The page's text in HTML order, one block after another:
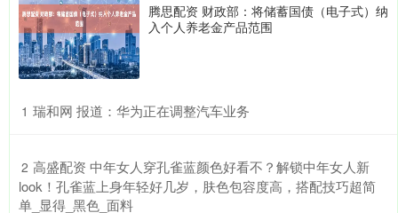
腾思配资 财政部：将储蓄国债（电子式）纳
入个人养老金产品范围
1 ​瑞和网 报道：华为正在调整汽车业务
2 ​高盛配资 中年女人穿孔雀蓝颜色好看不？解锁中年女人新
look！孔雀蓝上身年轻好几岁，肤色包容度高，搭配技巧超简
单_显得_黑色_面料